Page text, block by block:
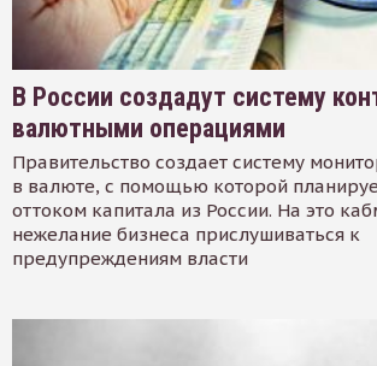
В России создадут систему
валютными операциями
Правительство создает систему
в валюте, с помощью которой
оттоком капитала из России. На это
нежелание бизнеса прислушиваться к
предупреждениям власти